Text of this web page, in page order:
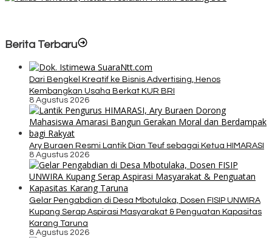
Berita Terbaru
Dari Bengkel Kreatif ke Bisnis Advertising, Henos
Kembangkan Usaha Berkat KUR BRI
8 Agustus 2026
Ary Buraen Resmi Lantik Dian Teuf sebagai Ketua HIMARASI
8 Agustus 2026
Gelar Pengabdian di Desa Mbotulaka, Dosen FISIP UNWIRA
Kupang Serap Aspirasi Masyarakat & Penguatan Kapasitas
Karang Taruna
8 Agustus 2026